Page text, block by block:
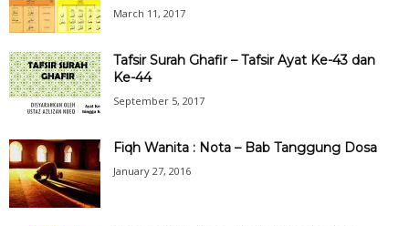
March 11, 2017
Tafsir Surah Ghafir – Tafsir Ayat Ke-43 dan
Ke-44
September 5, 2017
Fiqh Wanita : Nota – Bab Tanggung Dosa
January 27, 2016